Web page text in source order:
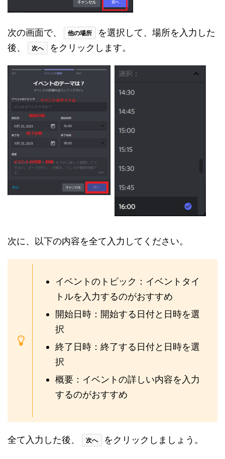
次の画面で、 他の場所
を選択して、場所を入力した
後、
次へ をクリックします。
次に、以下の内容を全て入力してください。
イベントのトピック：イベントタイ
トルを入力するのがおすすめ
開始日時：開始する日付と日時を選
択
終了日時：終了する日付と日時を選
択
概要：イベントの詳しい内容を入力
するのがおすすめ
全て入力した後、 次へ をクリックしましょう。